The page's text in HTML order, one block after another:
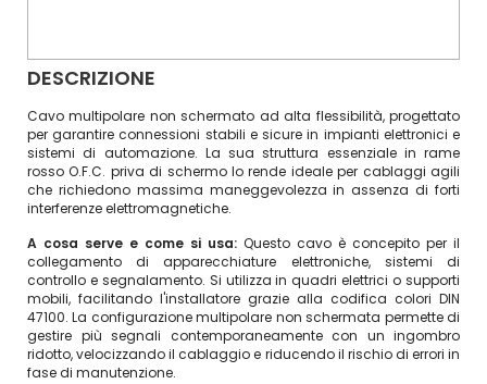
DESCRIZIONE
Cavo multipolare non schermato ad alta flessibilità, progettato
per garantire connessioni stabili e sicure in impianti elettronici e
sistemi di automazione. La sua struttura essenziale in rame
rosso O.F.C. priva di schermo lo rende ideale per cablaggi agili
che richiedono massima maneggevolezza in assenza di forti
interferenze elettromagnetiche.
A cosa serve e come si usa: Questo cavo è concepito per il
collegamento di apparecchiature elettroniche, sistemi di
controllo e segnalamento. Si utilizza in quadri elettrici o supporti
mobili, facilitando l'installatore grazie alla codifica colori DIN
47100. La configurazione multipolare non schermata permette di
gestire più segnali contemporaneamente con un ingombro
ridotto, velocizzando il cablaggio e riducendo il rischio di errori in
fase di manutenzione.